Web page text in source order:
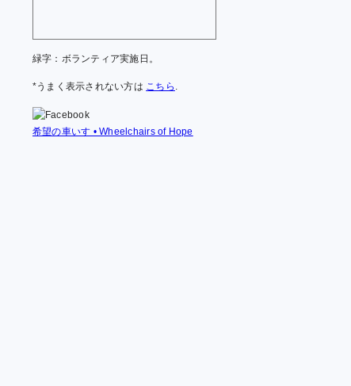
緑字：ボランティア実施日。
*うまく表示されない方は こちら .
希望の車いす • Wheelchairs of Hope